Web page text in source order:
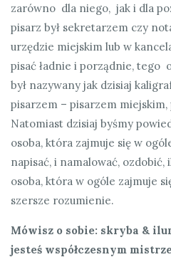
zarówno dla niego, jak i dla
pisarz był sekretarzem czy
urzędzie miejskim lub w
pisać ładnie i porządnie, tego
był nazywany jak dzisiaj
pisarzem – pisarzem
Natomiast dzisiaj byśmy
osoba, która zajmuje się w
napisać, i namalować,
osoba, która w ogóle zajmuje
szersze rozumienie.
Mówisz o sobie: skryba &
jesteś współczesnym